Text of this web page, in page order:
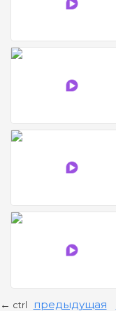
← ctrl предыдущая